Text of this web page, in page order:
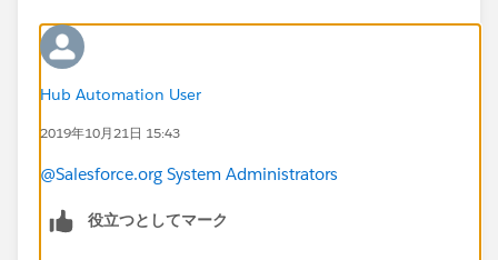
Hub Automation User
2019年10月21日 15:43
@Salesforce.org System Administrators
役立つとしてマーク